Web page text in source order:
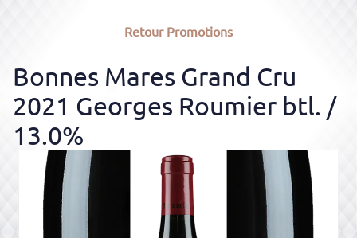
RetourPromotions
Bonnes Mares Grand Cru
2021 Georges Roumier btl. /
13.0%